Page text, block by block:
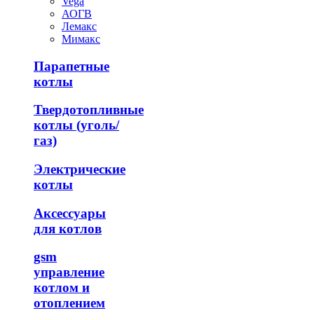
АОГВ
Лемакс
Мимакс
Парапетные
котлы
Твердотопливные
котлы (уголь/
газ)
Электрические
котлы
Аксессуары
для котлов
gsm
управление
котлом и
отоплением